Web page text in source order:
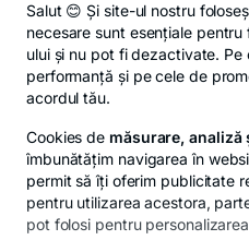
Privacy HubPolitica de
© Copyright 2026 Banca
Salut 😊 Și site-ul nostru
necesare sunt esențiale
ului și nu pot fi dezactivate. Pe
performanță și pe cele de
acordul tău.
Cookies de măsurare,
îmbunătățim navigarea în
permit să îți oferim publicitate
pentru utilizarea acestora,
pot folosi pentru